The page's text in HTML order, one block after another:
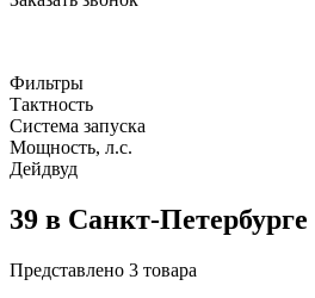
Фильтры
Тактность
Система запуска
Мощность, л.с.
Дейдвуд
39 в Санкт-Петербурге
Представлено 3 товара